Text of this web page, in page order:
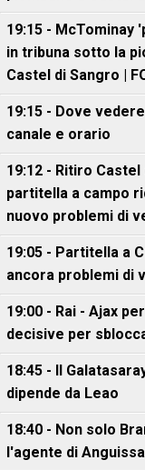
19:15 - McTominay
in tribuna sotto la
Castel di Sangro |
19:15 - Dove
canale e orario
19:12 - Ritiro
partitella a campo
nuovo problemi di
19:05 - Partitella a
ancora problemi di
19:00 - Rai - Ajax
decisive per
18:45 - Il
dipende da Leao
18:40 - Non solo
l'agente di Anguissa